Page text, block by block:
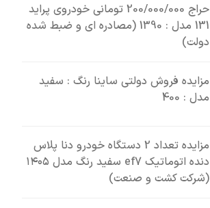
حراج 200/000/000 تومانی خودروی پراید
131 مدل : 1390 (مصادره ای و ضبط شده
دولت)
مزایده فروش دولتی ساینا رنگ : سفید
مدل : 400
مزایده تعداد 2 دستگاه خودرو دنا پلاس
دنده اتوماتیک ef7 سفید رنگ مدل ۱۴۰۵
(شرکت کشت و صنعت)